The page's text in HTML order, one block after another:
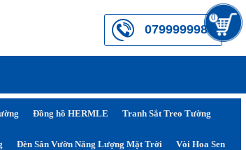
0
0799999984
Đồng hồ HERMLE Tranh Sắt Treo Tường
Đèn Sân Vườn Năng Lượng Mặt Trời Vòi Hoa Sen